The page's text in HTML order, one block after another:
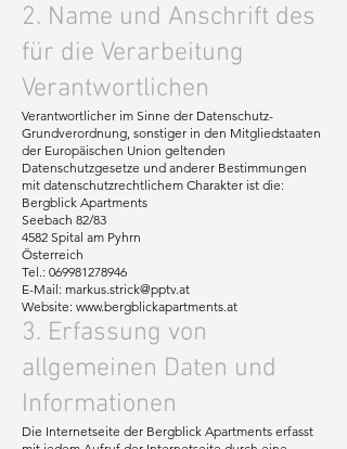
2. Name und Anschrift des
für die Verarbeitung
Verantwortlichen
Verantwortlicher im Sinne der Datenschutz-
Grundverordnung, sonstiger in den Mitgliedstaaten
der Europäischen Union geltenden
Datenschutzgesetze und anderer Bestimmungen
mit datenschutzrechtlichem Charakter ist die:
Bergblick Apartments
Seebach 82/83
4582 Spital am Pyhrn
Österreich
Tel.: 069981278946
E-Mail: markus.strick@pptv.at
Website: www.bergblickapartments.at
3. Erfassung von
allgemeinen Daten und
Informationen
Die Internetseite der Bergblick Apartments erfasst